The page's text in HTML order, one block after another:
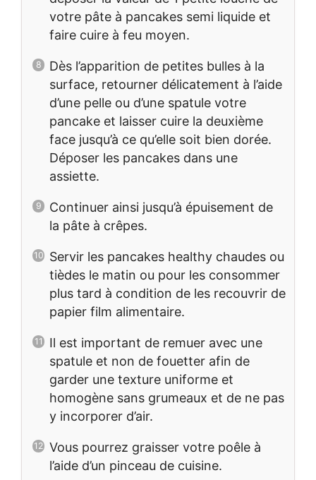
votre pâte à pancakes semi liquide et
faire cuire à feu moyen.
Dès l’apparition de petites bulles à la
surface, retourner délicatement à l’aide
d’une pelle ou d’une spatule votre
pancake et laisser cuire la deuxième
face jusqu’à ce qu’elle soit bien dorée.
Déposer les pancakes dans une
assiette.
Continuer ainsi jusqu’à épuisement de
la pâte à crêpes.
Servir les pancakes healthy chaudes ou
tièdes le matin ou pour les consommer
plus tard à condition de les recouvrir de
papier film alimentaire.
Il est important de remuer avec une
spatule et non de fouetter afin de
garder une texture uniforme et
homogène sans grumeaux et de ne pas
y incorporer d’air.
Vous pourrez graisser votre poêle à
l’aide d’un pinceau de cuisine.